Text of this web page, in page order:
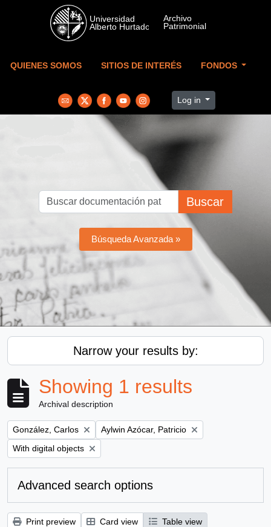
Skip to main content
QUIENES SOMOS SITIOS DE INTERÉS FONDOS
Log in
Buscar
Búsqueda Avanzada »
Narrow your results by:
Showing 1 results
Archival description
Remove filter:
González, Carlos Remove filter:
Aylwin Azócar, Patricio
Remove filter:
With digital objects
Advanced search options
Print preview Card view
Table view